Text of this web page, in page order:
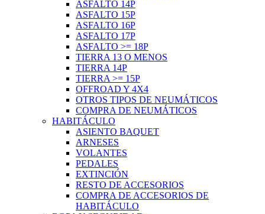
ASFALTO 14P
ASFALTO 15P
ASFALTO 16P
ASFALTO 17P
ASFALTO >= 18P
TIERRA 13 O MENOS
TIERRA 14P
TIERRA >= 15P
OFFROAD Y 4X4
OTROS TIPOS DE NEUMÁTICOS
COMPRA DE NEUMÁTICOS
HABITÁCULO
ASIENTO BAQUET
ARNESES
VOLANTES
PEDALES
EXTINCIÓN
RESTO DE ACCESORIOS
COMPRA DE ACCESORIOS DE
HABITÁCULO